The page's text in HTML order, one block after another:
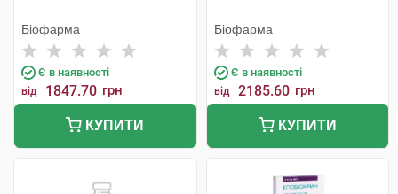
Біофарма
Є в наявності
від 1847.70 грн
КУПИТИ
Біофарма
Є в наявності
від 2185.60 грн
КУПИТИ